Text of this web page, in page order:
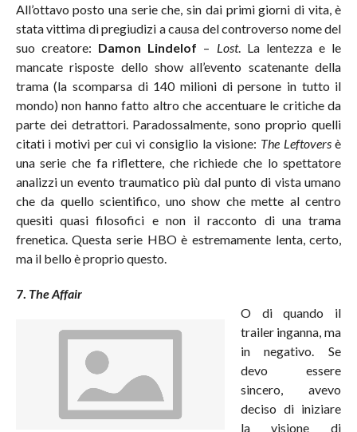
All’ottavo posto una serie che, sin dai primi giorni di vita, è
stata vittima di pregiudizi a causa del controverso nome del
suo creatore: Damon Lindelof – Lost. La lentezza e le
mancate risposte dello show all’evento scatenante della
trama (la scomparsa di 140 milioni di persone in tutto il
mondo) non hanno fatto altro che accentuare le critiche da
parte dei detrattori. Paradossalmente, sono proprio quelli
citati i motivi per cui vi consiglio la visione: The Leftoversè
una serie che fa riflettere, che richiede che lo spettatore
analizzi un evento traumatico più dal punto di vista umano
che da quello scientifico, uno show che mette al centro
quesiti quasi filosofici e non il racconto di una trama
frenetica. Questa serie HBO è estremamente lenta, certo,
ma il bello è proprio questo.
7. The Affair
O di quando il
trailer inganna, ma
in negativo. Se
devo essere
sincero, avevo
deciso di iniziare
la visione di